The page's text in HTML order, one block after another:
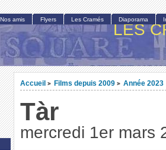
LES
Accueil > Films depuis 2009 > Année 2023
Tàr
mercredi 1er mars
Nos amis Flyers Les Cramés Diaporama